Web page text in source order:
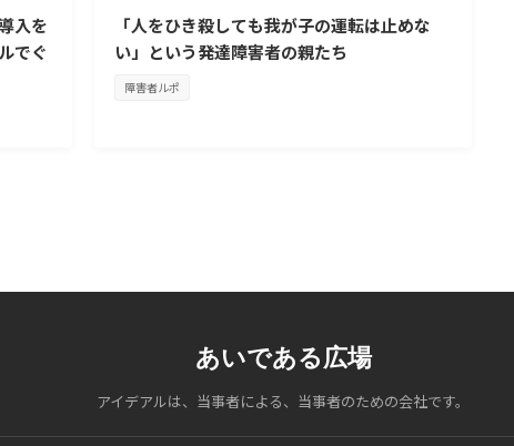
入を
でぐ
「人をひき殺しても我が子の運転は止めな
い」という発達障害者の親たち
障害者ルポ
あいである広場
アイデアルは、当事者による、当事者のための会社です。